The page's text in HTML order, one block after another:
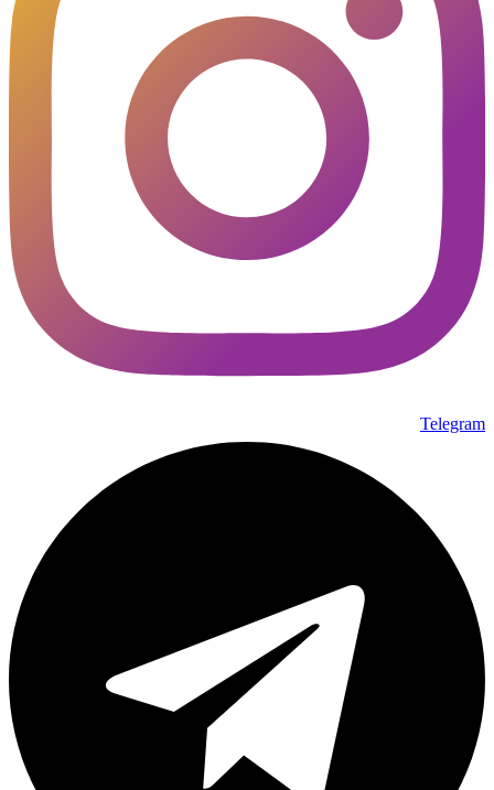
Telegram